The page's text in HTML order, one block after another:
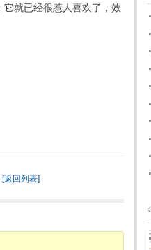
就已经很惹人喜欢了，效
[返回列表]